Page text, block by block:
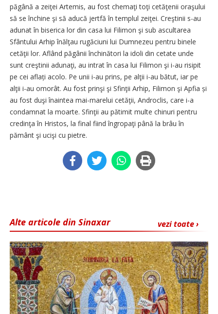
păgână a zeiţei Artemis, au fost chemaţi toţi cetăţenii oraşului
să se închine şi să aducă jertfă în templul zeiţei. Creştinii s-au
adunat în biserica lor din casa lui Filimon şi sub ascultarea
Sfântului Arhip înălţau rugăciuni lui Dumnezeu pentru binele
cetăţii lor. Aflând păgânii închinători la idoli din cetate unde
sunt creştinii adunaţi, au intrat în casa lui Filimon şi i-au risipit
pe cei aflați acolo. Pe unii i-au prins, pe alţii i-au bătut, iar pe
alţii i-au omorât. Au fost prinşi şi Sfinţii Arhip, Filimon şi Apfia și
au fost duşi înaintea mai-marelui cetăţii, Androclis, care i-a
condamnat la moarte. Sfinţii au pătimit multe chinuri pentru
credinţa în Hristos, la final fiind îngropaţi până la brâu în
pământ şi ucişi cu pietre.
vezi toate ›
Alte articole din Sinaxar